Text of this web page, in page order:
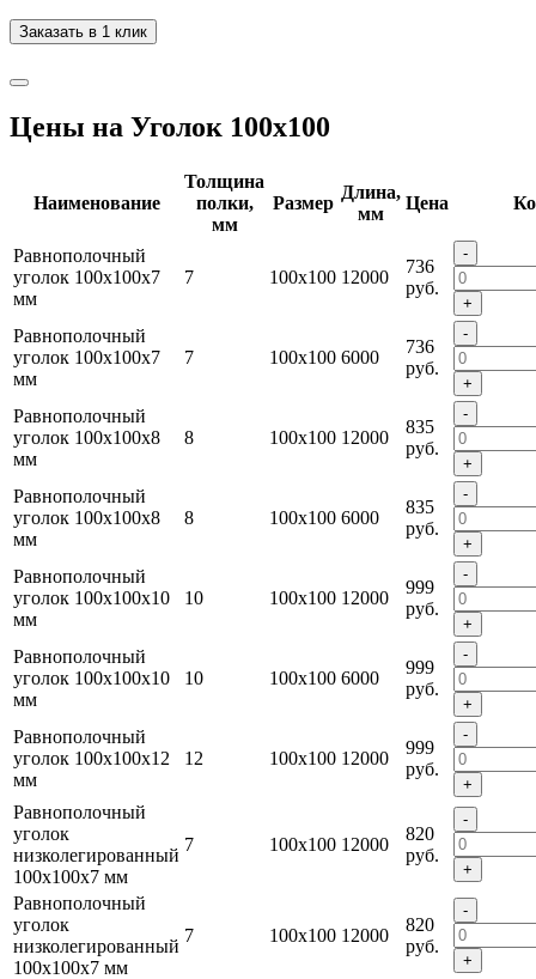
Заказать в 1 клик
Цены на Уголок 100х100
Наименование
Толщина
полки,
мм
Размер
Длина,
мм
Цена
Равнополочный
уголок 100x100x7
мм
7 100x100 12000
736
руб.
-
+
Равнополочный
уголок 100x100x7
мм
7 100x100 6000
736
руб.
-
+
Равнополочный
уголок 100x100x8
мм
8 100x100 12000
835
руб.
-
+
Равнополочный
уголок 100x100x8
мм
8 100x100 6000
835
руб.
-
+
Равнополочный
уголок 100x100x10
мм
10 100x100 12000
999
руб.
-
+
Равнополочный
уголок 100x100x10
мм
10 100x100 6000
999
руб.
-
+
Равнополочный
уголок 100x100x12
мм
12 100x100 12000
999
руб.
-
+
Равнополочный
уголок
низколегированный
100x100x7 мм
7 100x100 12000
820
руб.
-
+
Равнополочный
уголок
низколегированный
100x100x7 мм
7 100x100 12000
820
руб.
-
+